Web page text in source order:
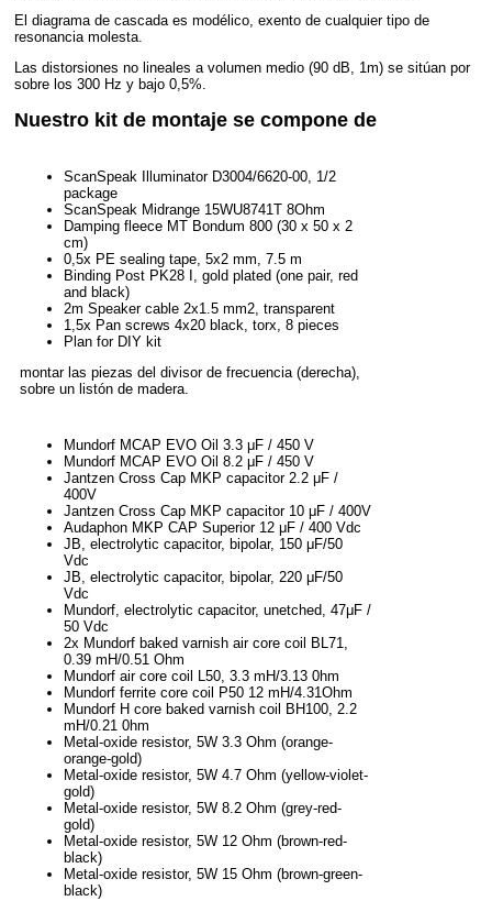
El diagrama de cascada es modélico, exento de cualquier tipo de
resonancia molesta.
Las distorsiones no lineales a volumen medio (90 dB, 1m) se sitúan por
sobre los 300 Hz y bajo 0,5%.
Nuestro kit de montaje se compone de
ScanSpeak Illuminator D3004/6620-00, 1/2
package
ScanSpeak Midrange 15WU8741T 8Ohm
Damping fleece MT Bondum 800 (30 x 50 x 2
cm)
0,5x PE sealing tape, 5x2 mm, 7.5 m
Binding Post PK28 I, gold plated (one pair, red
and black)
2m Speaker cable 2x1.5 mm2, transparent
1,5x Pan screws 4x20 black, torx, 8 pieces
Plan for DIY kit
montar las piezas del divisor de frecuencia (derecha),
sobre un listón de madera.
Mundorf MCAP EVO Oil 3.3 μF / 450 V
Mundorf MCAP EVO Oil 8.2 μF / 450 V
Jantzen Cross Cap MKP capacitor 2.2 μF /
400V
Jantzen Cross Cap MKP capacitor 10 μF / 400V
Audaphon MKP CAP Superior 12 μF / 400 Vdc
JB, electrolytic capacitor, bipolar, 150 μF/50
Vdc
JB, electrolytic capacitor, bipolar, 220 μF/50
Vdc
Mundorf, electrolytic capacitor, unetched, 47μF /
50 Vdc
2x Mundorf baked varnish air core coil BL71,
0.39 mH/0.51 Ohm
Mundorf air core coil L50, 3.3 mH/3.13 0hm
Mundorf ferrite core coil P50 12 mH/4.31Ohm
Mundorf H core baked varnish coil BH100, 2.2
mH/0.21 0hm
Metal-oxide resistor, 5W 3.3 Ohm (orange-
orange-gold)
Metal-oxide resistor, 5W 4.7 Ohm (yellow-violet-
gold)
Metal-oxide resistor, 5W 8.2 Ohm (grey-red-
gold)
Metal-oxide resistor, 5W 12 Ohm (brown-red-
black)
Metal-oxide resistor, 5W 15 Ohm (brown-green-
black)